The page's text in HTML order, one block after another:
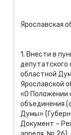
Ярославская
1. Внести в
депутатского
областной
Ярославской
«О Положении
объединения
Думы»
Документ –